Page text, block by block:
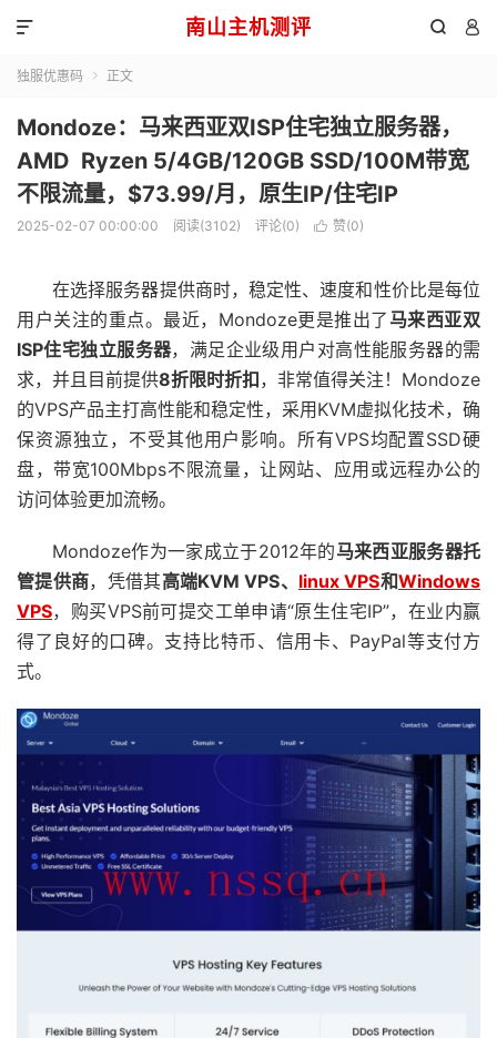
南山主机测评  

独服优惠码  正文
Mondoze：马来西亚双ISP住宅独立服务器，
AMD Ryzen 5/4GB/120GB SSD/100M带宽
不限流量，$73.99/月，原生IP/住宅IP
2025-02-07 00:00:00 阅读(3102) 评论(0)  赞(0)
在选择服务器提供商时，稳定性、速度和性价比是每位
用户关注的重点。最近，Mondoze更是推出了 马来西亚双
ISP住宅独立服务器，满足企业级用户对高性能服务器的需
求，并且目前提供8折限时折扣，非常值得关注！Mondoze
的VPS产品主打高性能和稳定性，采用KVM虚拟化技术，确
保资源独立，不受其他用户影响。所有VPS均配置SSD硬
盘，带宽100Mbps不限流量，让网站、应用或远程办公的
访问体验更加流畅。
Mondoze作为一家成立于2012年的马来西亚服务器托
管提供商，凭借其高端KVM VPS、 linux VPS和Windows
VPS，购买VPS前可提交工单申请“原生住宅IP”，在业内赢
得了良好的口碑。支持比特币、信用卡、PayPal等支付方
式。